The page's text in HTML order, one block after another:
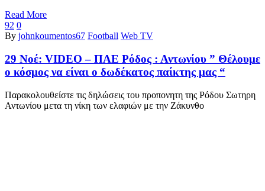
Read More
92 0
By johnkoumentos67 Football Web TV
29 Νοέ: VIDEO – ΠΑΕ Ρόδος : Αντωνίου ” Θέλουμε
ο κόσμος να είναι ο δωδέκατος παίκτης μας “
Παρακολουθείστε τις δηλώσεις του προπονητη της Ρόδου Σωτηρη
Αντωνίου μετα τη νίκη των ελαφιών με την Ζάκυνθο